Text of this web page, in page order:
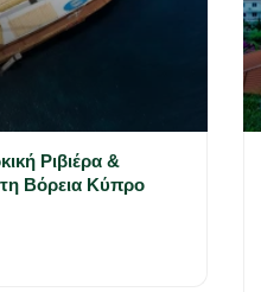
Ριβιέρα &
Βόρεια Κύπρο